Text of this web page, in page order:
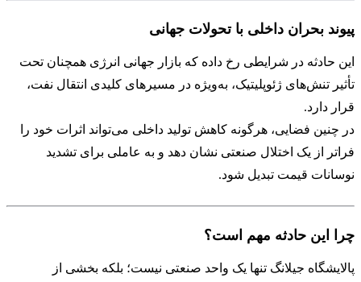
پیوند بحران داخلی با تحولات جهانی
این حادثه در شرایطی رخ داده که بازار جهانی انرژی همچنان تحت
تأثیر تنش‌های ژئوپلیتیک، به‌ویژه در مسیرهای کلیدی انتقال نفت،
قرار دارد.
در چنین فضایی، هرگونه کاهش تولید داخلی می‌تواند اثرات خود را
فراتر از یک اختلال صنعتی نشان دهد و به عاملی برای تشدید
نوسانات قیمت تبدیل شود.
چرا این حادثه مهم است؟
پالایشگاه جیلانگ تنها یک واحد صنعتی نیست؛ بلکه بخشی از